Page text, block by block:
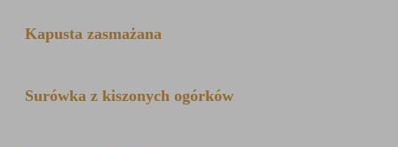
Kapusta zasmażana
Surówka z kiszonych ogórków